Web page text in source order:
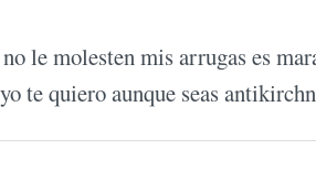
le molesten mis arrugas es
te quiero aunque seas